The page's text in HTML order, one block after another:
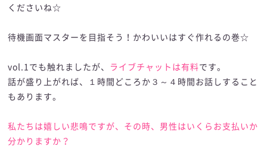
くださいね☆
待機画面マスターを目指そう！かわいいはすぐ作れるの巻☆
vol.1でも触れましたが、 ライブチャットは有料です。
話が盛り上がれば、１時間どころか３～４時間お話しすること
もあります。
私たちは嬉しい悲鳴ですが、その時、男性はいくらお支払いか
分かりますか？